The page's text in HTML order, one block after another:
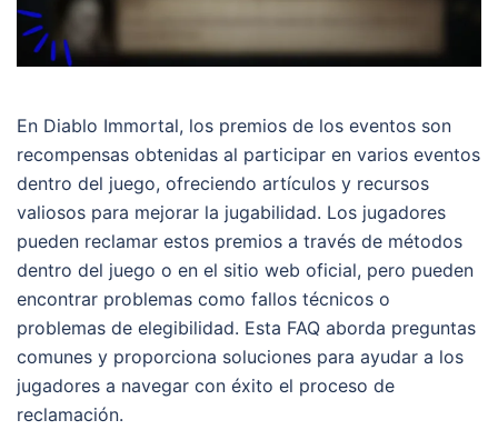
En Diablo Immortal, los premios de los eventos son
recompensas obtenidas al participar en varios eventos
dentro del juego, ofreciendo artículos y recursos
valiosos para mejorar la jugabilidad. Los jugadores
pueden reclamar estos premios a través de métodos
dentro del juego o en el sitio web oficial, pero pueden
encontrar problemas como fallos técnicos o
problemas de elegibilidad. Esta FAQ aborda preguntas
comunes y proporciona soluciones para ayudar a los
jugadores a navegar con éxito el proceso de
reclamación.